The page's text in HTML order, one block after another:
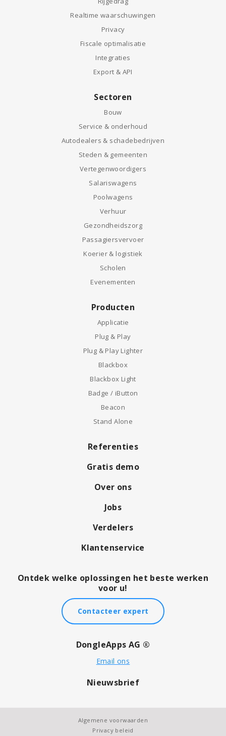
Realtime waarschuwingen
Privacy
Fiscale optimalisatie
Integraties
Export & API
Sectoren
Bouw
Service & onderhoud
Autodealers & schadebedrijven
Steden & gemeenten
Vertegenwoordigers
Salariswagens
Poolwagens
Verhuur
Gezondheidszorg
Passagiersvervoer
Koerier & logistiek
Scholen
Evenementen
Producten
Applicatie
Plug & Play
Plug & Play Lighter
Blackbox
Blackbox Light
Badge / iButton
Beacon
Stand Alone
Referenties
Gratis demo
Over ons
Jobs
Verdelers
Klantenservice
Ontdek welke oplossingen het beste werken
voor u!
Contacteer expert
DongleApps AG ®
Email ons
Nieuwsbrief
Algemene voorwaarden
Privacy beleid